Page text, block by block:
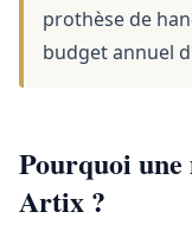
prothèse de
budget annuel
Pourquoi une
Artix ?